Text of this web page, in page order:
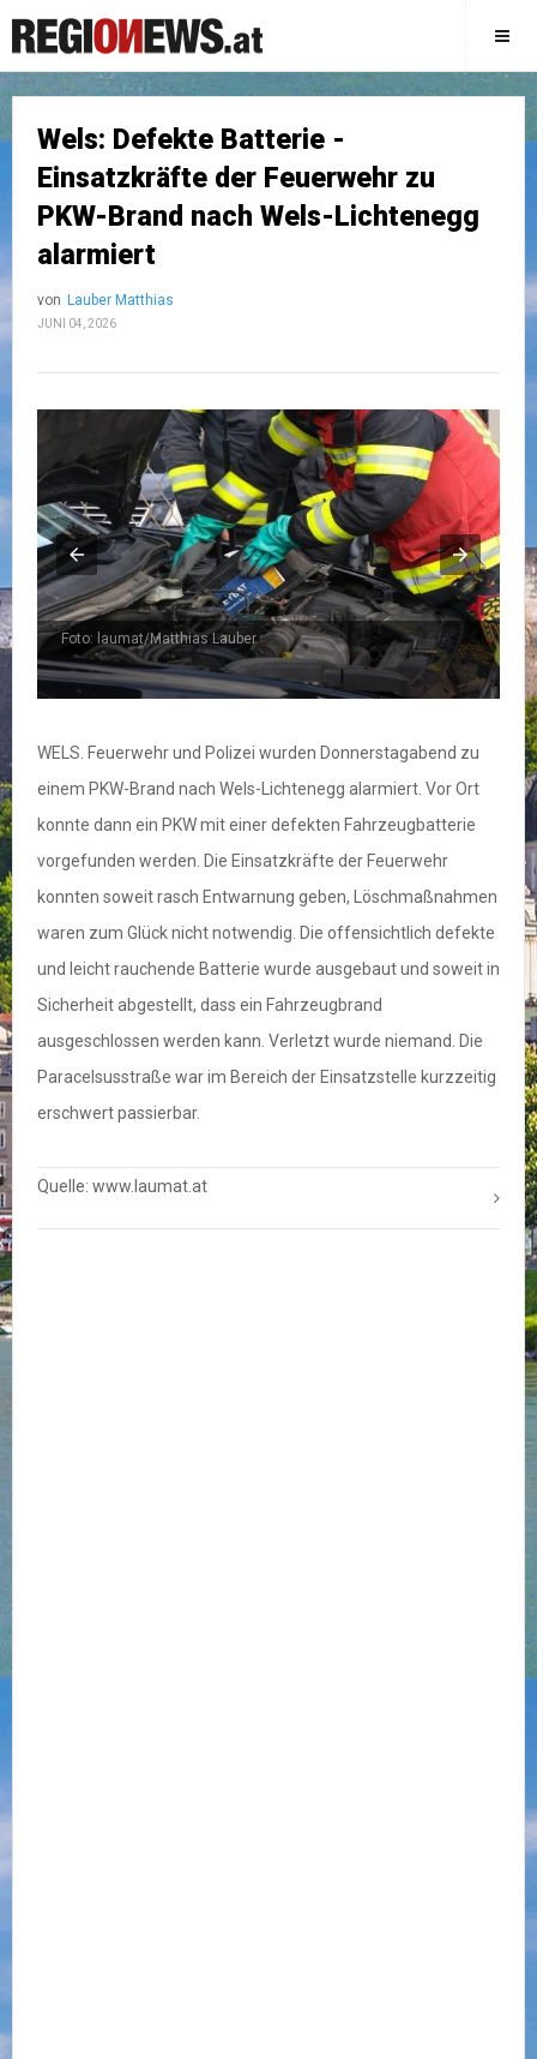
Wels: Defekte Batterie -
Einsatzkräfte der Feuerwehr zu
PKW-Brand nach Wels-Lichtenegg
alarmiert
von Lauber Matthias
JUNI 04, 2026
Foto: laumat/Matthias Lauber
WELS. Feuerwehr und Polizei wurden Donnerstagabend zu
einem PKW-Brand nach Wels-Lichtenegg alarmiert. Vor Ort
konnte dann ein PKW mit einer defekten Fahrzeugbatterie
vorgefunden werden. Die Einsatzkräfte der Feuerwehr
konnten soweit rasch Entwarnung geben, Löschmaßnahmen
waren zum Glück nicht notwendig. Die offensichtlich defekte
und leicht rauchende Batterie wurde ausgebaut und soweit in
Sicherheit abgestellt, dass ein Fahrzeugbrand
ausgeschlossen werden kann. Verletzt wurde niemand. Die
Paracelsusstraße war im Bereich der Einsatzstelle kurzzeitig
erschwert passierbar.
Quelle: www.laumat.at